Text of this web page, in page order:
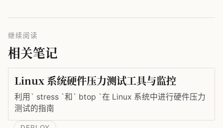
继续阅读
相关笔记
Linux 系统硬件压力测试工具与监控
利用` stress `和` btop `在 Linux 系统中进行硬件压力
测试的指南